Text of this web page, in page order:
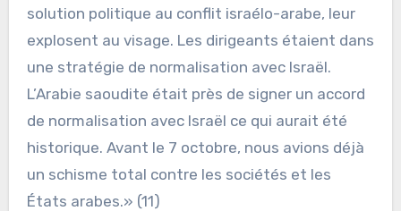
solution politique au conflit israélo-arabe, leur
explosent au visage. Les dirigeants étaient dans
une stratégie de normalisation avec Israël.
L’Arabie saoudite était près de signer un accord
de normalisation avec Israël ce qui aurait été
historique. Avant le 7 octobre, nous avions déjà
un schisme total contre les sociétés et les
États arabes.» (11)